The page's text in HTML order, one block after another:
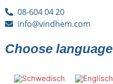
08-604 04 20
info@vindhem.com
Choose language